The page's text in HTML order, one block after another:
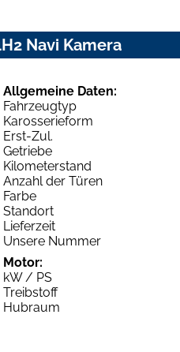
Navi Kamera
Allgemeine Daten:
Fahrzeugtyp
Karosserieform
Erst-Zul.
Getriebe
Kilometerstand
Anzahl der Türen
Farbe
Standort
Lieferzeit
Unsere Nummer
Motor:
kW / PS
Treibstoff
Hubraum